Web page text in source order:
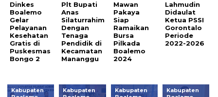
Dinkes
Boalemo
Gelar
Pelayanan
Kesehatan
Gratis di
Puskesmas
Bongo 2
Plt Bupati
Anas
Silaturrahim
Dengan
Tenaga
Pendidik di
Kecamatan
Mananggu
Mawan
Pakaya
Siap
Ramaikan
Bursa
Pilkada
Boalemo
2024
Lahmudin
Didaulat
Ketua PSSI
Gorontalo
Periode
2022-2026
Kabupaten
Kabupaten
Kabupaten
Kabupaten